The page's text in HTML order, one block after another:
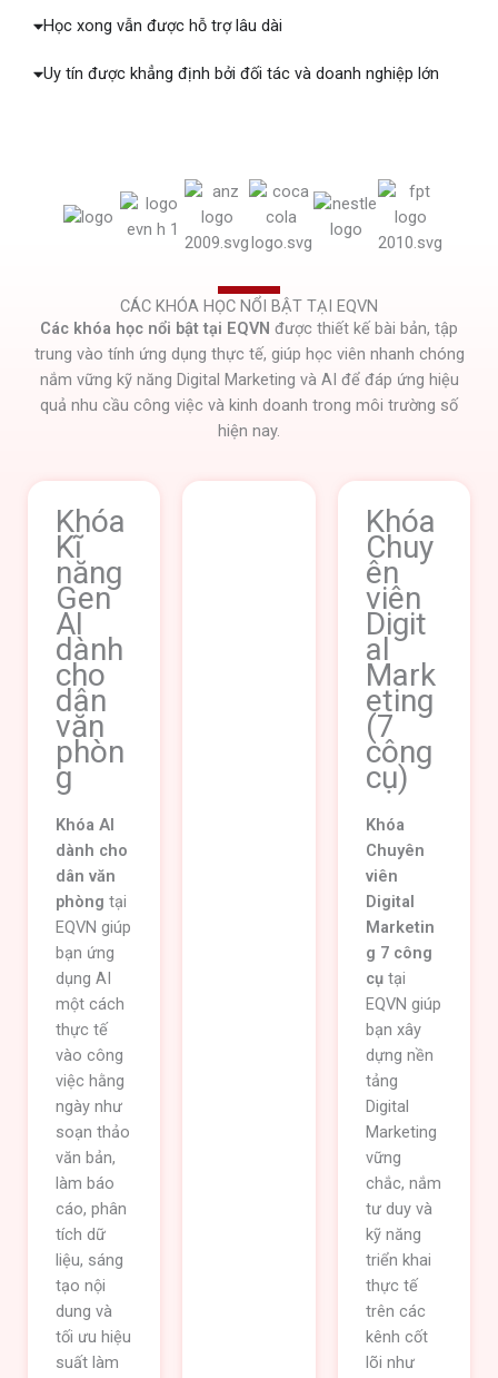
Học xong vẫn được hỗ trợ lâu dài
Uy tín được khẳng định bởi đối tác và doanh nghiệp lớn
CÁC KHÓA HỌC NỔI BẬT TẠI EQVN
Các khóa học nổi bật tại EQVN được thiết kế bài bản, tập
trung vào tính ứng dụng thực tế, giúp học viên nhanh chóng
nắm vững kỹ năng Digital Marketing và AI để đáp ứng hiệu
quả nhu cầu công việc và kinh doanh trong môi trường số
hiện nay.
Khóa
Kĩ
năng
Gen
AI
dành
cho
dân
văn
phòn
g
Khóa AI
dành cho
dân văn
phòng tại
EQVN giúp
bạn ứng
dụng AI
một cách
thực tế
vào công
việc hằng
ngày như
soạn thảo
văn bản,
làm báo
cáo, phân
tích dữ
liệu, sáng
tạo nội
dung và
tối ưu hiệu
suất làm
Khóa
Chuy
ên
viên
Digit
al
Mark
eting
(7
công
cụ)
Khóa
Chuyên
viên
Digital
Marketin
g 7 công
cụtại
EQVN giúp
bạn xây
dựng nền
tảng
Digital
Marketing
vững
chắc, nắm
tư duy và
kỹ năng
triển khai
thực tế
trên các
kênh cốt
lõi như